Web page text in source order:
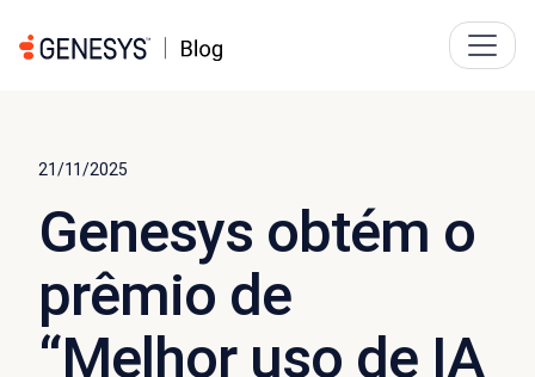
21/11/2025
Genesys obtém o
prêmio de
“Melhor uso de IA